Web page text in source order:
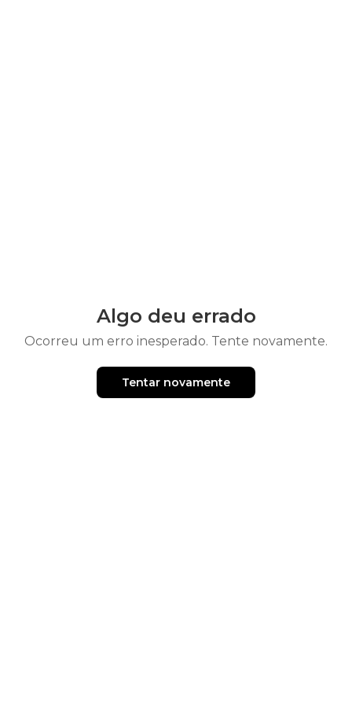
Algo deu errado
Ocorreu um erro inesperado. Tente novamente.
Tentar novamente